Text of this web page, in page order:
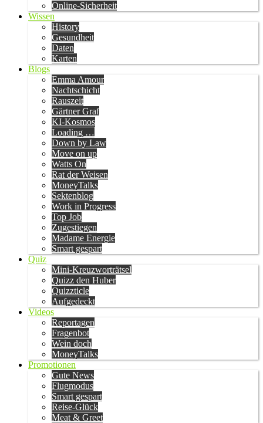
Online-Sicherheit
Wissen
History
Gesundheit
Daten
Karten
Blogs
Emma Amour
Nachtschicht
Rauszeit
Gärtner Graf
KI-Kosmos
Loading …
Down by Law
Move on up
Watts On
Rat der Weisen
MoneyTalks
Sektenblog
Work in Progress
Top Job
Zugestiegen
Madame Energie
Smart gespart
Quiz
Mini-Kreuzworträtsel
Quizz den Huber
Quizzticle
Aufgedeckt
Videos
Reportagen
Fragenbot
Wein doch
MoneyTalks
Promotionen
Gute News
Flugmodus
Smart gespart
Reise-Glück
Meat & Greet